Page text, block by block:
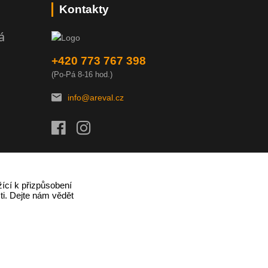
Kontakty
+420 773 767 398
(Po-Pá 8-16 hod.)
info@areval.cz
k přizpůsobení
Dejte nám vědět